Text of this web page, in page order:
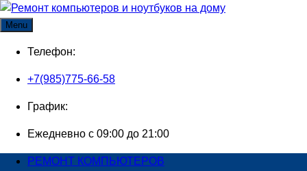
Skip
toMenu
Телефон:
+7(985)775-66-58
График:
Ежедневно с 09:00 до 21:00
РЕМОНТ КОМПЬЮТЕРОВ